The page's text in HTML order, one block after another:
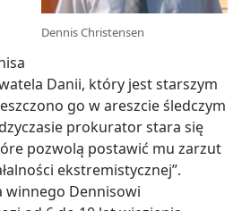
Dennis Christensen
Danii, który jest starszym
go w areszcie śledczym
prokurator stara się
pozwolą postawić mu zarzut
ekstremistycznej”.
winnego Dennisowi